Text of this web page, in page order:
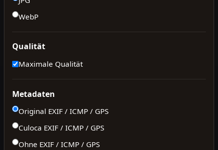
WebP
Qualität
Maximale Qualität
Metadaten
Original EXIF / ICMP / GPS
Culoca EXIF / ICMP / GPS
Ohne EXIF / ICMP / GPS